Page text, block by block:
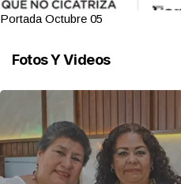
Portada Octubre 05
Fotos Y Videos